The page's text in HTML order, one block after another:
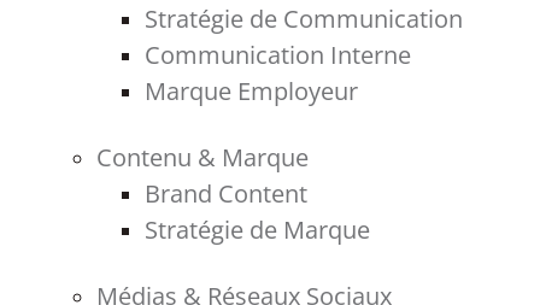
Stratégie de Communication
Communication Interne
Marque Employeur
Contenu & Marque
Brand Content
Stratégie de Marque
Médias & Réseaux Sociaux